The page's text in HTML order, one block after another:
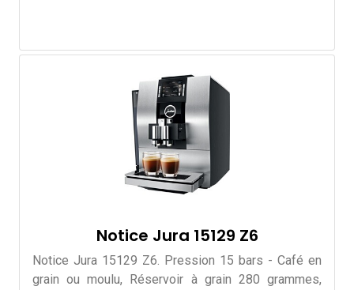
Notice Jura 15129 Z6
Notice Jura 15129 Z6. Pression 15 bars - Café en
grain ou moulu, Réservoir à grain 280 grammes,